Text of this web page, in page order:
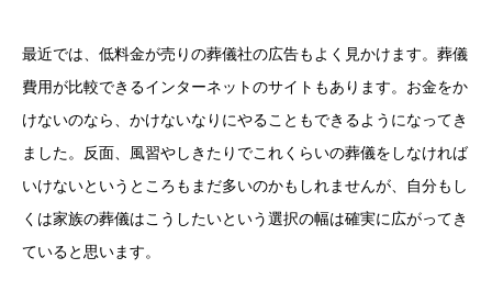
最近では、低料金が売りの葬儀社の広告もよく見かけます。葬儀
費用が比較できるインターネットのサイトもあります。お金をか
けないのなら、かけないなりにやることもできるようになってき
ました。反面、風習やしきたりでこれくらいの葬儀をしなければ
いけないというところもまだ多いのかもしれませんが、自分もし
くは家族の葬儀はこうしたいという選択の幅は確実に広がってき
ていると思います。